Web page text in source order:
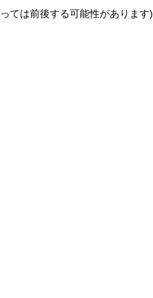
ては前後する可能性があります)